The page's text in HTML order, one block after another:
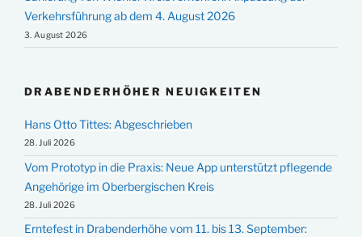
Verkehrsführung ab dem 4. August 2026
3. August 2026
DRABENDERHÖHER NEUIGKEITEN
Hans Otto Tittes: Abgeschrieben
28. Juli 2026
Vom Prototyp in die Praxis: Neue App unterstützt pflegende
Angehörige im Oberbergischen Kreis
28. Juli 2026
Erntefest in Drabenderhöhe vom 11. bis 13. September: